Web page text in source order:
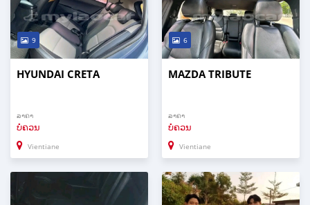
9
HYUNDAI CRETA
ລາຄາ
ບໍ່ຄວນ
Vientiane
6
MAZDA TRIBUTE
ລາຄາ
ບໍ່ຄວນ
Vientiane